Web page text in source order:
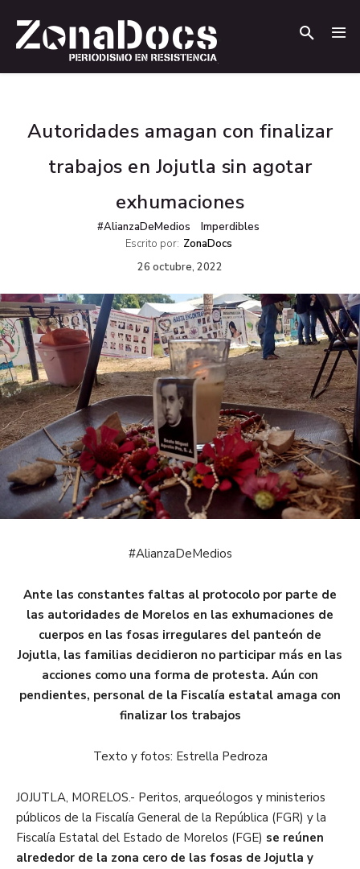
Autoridades amagan con finalizar
trabajos en Jojutla sin agotar
exhumaciones
#AlianzaDeMedios
Imperdibles
Escrito por: ZonaDocs
26 octubre, 2022
#AlianzaDeMedios
Ante las constantes faltas al protocolo por parte de
las autoridades de Morelos en las exhumaciones de
cuerpos en las fosas irregulares del panteón de
Jojutla, las familias decidieron no participar más en las
acciones como una forma de protesta. Aún con
pendientes, personal de la Fiscalía estatal amaga con
finalizar los trabajos
Texto y fotos: Estrella Pedroza
JOJUTLA, MORELOS.- Peritos, arqueólogos y ministerios
públicos de la Fiscalía General de la República (FGR) y la
Fiscalía Estatal del Estado de Morelos (FGE) se reúnen
alrededor de la zona cero de las fosas de Jojutla y